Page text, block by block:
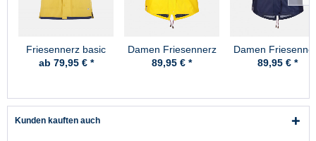
Friesennerz basic
ab 79,95 € *
Damen Friesennerz
Gelb Anker-Futter
89,95 € *
Damen
Blau Anker-Futter
89,95 € *
Kunden kauften auch